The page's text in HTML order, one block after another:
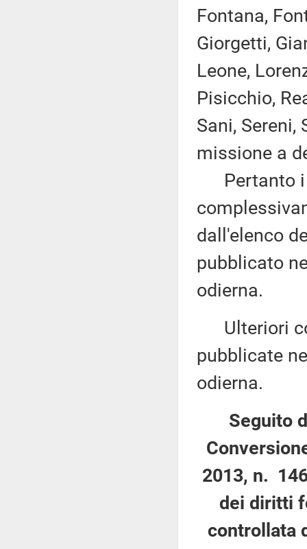
Fontana,
Giorgetti,
Leone,
Pisicchio,
Sani, Sereni,
missione a
Pertanto i
dall'elenco
pubblicato
odierna.
Ulteriori
pubblicate
odierna.
Seguito
2013, n.
dei diritti
controllata